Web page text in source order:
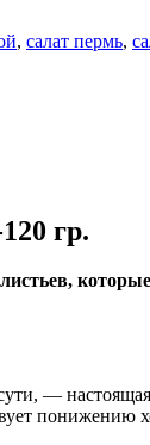
, салат пермь,
гр.
листьев,
— настоящая
понижению